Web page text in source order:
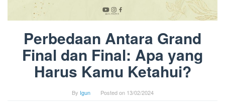
Perbedaan Antara Grand
Final dan Final: Apa yang
Harus Kamu Ketahui?
By Igun Posted on 13/02/2024